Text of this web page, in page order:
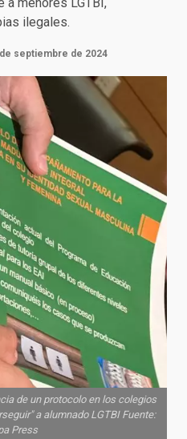
ilegales.
septiembre de 2024
de un protocolo en los colegios
a alumnado LGTBI Fuente:
Press